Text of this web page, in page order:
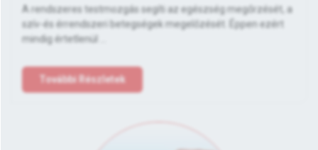
A rendszeres testmozgás segíti az egészség megőrzését, a
szív-és érrendszeri betegségek megelőzését. Éppen ezért
mindig értetlenül ...
További Részletek